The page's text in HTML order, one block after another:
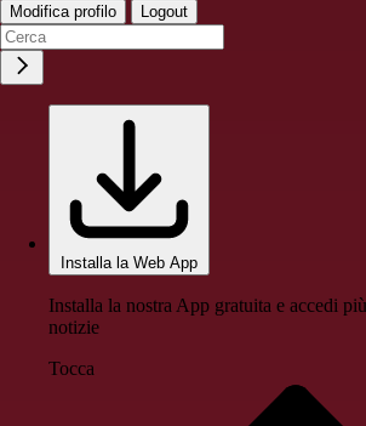
Modifica profilo Logout
Installa la Web App
Installa la nostra App gratuita e accedi
notizie
Tocca